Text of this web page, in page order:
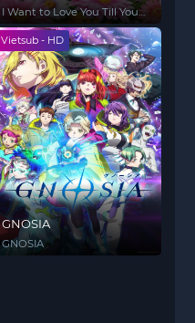
Cậu Biến Mất
I Want to Love You Till Your
Dying Day
Vietsub - HD
GNOSIA
GNOSIA